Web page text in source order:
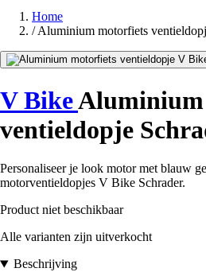
Home
/Aluminium motorfiets
V Bike
ventieldopje
Personaliseer je look motor met blauw
motorventieldopjes V Bike Schrader.
Product niet beschikbaar
Alle varianten zijn uitverkocht
Beschrijving